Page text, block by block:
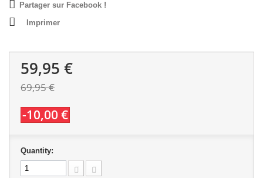
Partager sur Facebook !
Imprimer
59,95 €
69,95 €
-10,00 €
Quantity: